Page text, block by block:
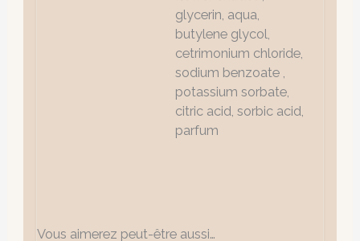
glycerin, aqua,
butylene glycol,
cetrimonium chloride,
sodium benzoate ,
potassium sorbate,
citric acid, sorbic acid,
parfum
Vous aimerez peut-être aussi…